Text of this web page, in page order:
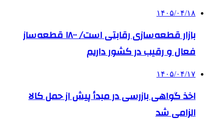
۱۴۰۵/۰۴/۱۸
بازار قطعه‌سازی رقابتی است/ ۱۸۰۰ قطعه‌ساز
فعال و رقیب در کشور داریم
۱۴۰۵/۰۴/۱۷
اخذ گواهی بازرسی در مبدأ پیش از حمل کالا
الزامی شد